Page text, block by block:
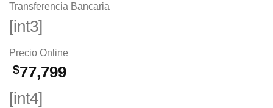
Transferencia Bancaria
[int3]
Precio Online
$77,799
[int4]